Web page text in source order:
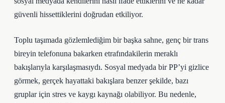
güvenli hissettiklerini doğrudan etkiliyor.
Toplu taşımada gözlemlediğim bir başka sahne, genç bir trans
bireyin telefonuna bakarken etrafındakilerin meraklı
bakışlarıyla karşılaşmasıydı. Sosyal medyada bir PP’yi gizlice
görmek, gerçek hayattaki bakışlara benzer şekilde, bazı
gruplar için stres ve kaygı kaynağı olabiliyor. Bu nedenle,